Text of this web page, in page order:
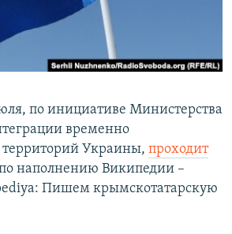
по инициативе Министерства
временно
Украины, проходит
наполнению Википедии –
Пишем крымскотатарскую